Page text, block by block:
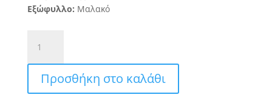
Εξώφυλλο: Μαλακό
Αρχές
Κυτταρικής
Βιολογίας
(5η
Προσθήκη στο καλάθι